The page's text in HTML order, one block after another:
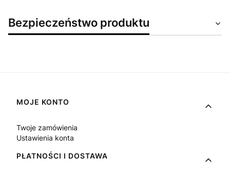
Bezpieczeństwo produktu
Linki w stopce
MOJE KONTO
Twoje zamówienia
Ustawienia konta
PŁATNOŚCI I DOSTAWA